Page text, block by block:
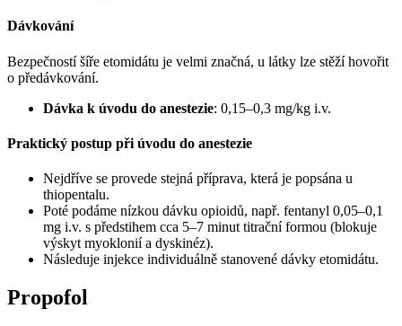
Dávkování
Bezpečností šíře etomidátu je velmi značná, u látky lze stěží hovořit
o předávkování.
Dávka k úvodu do anestezie: 0,15–0,3 mg/kg i.v.
Praktický postup při úvodu do anestezie
Nejdříve se provede stejná příprava, která je popsána u
thiopentalu.
Poté podáme nízkou dávku opioidů, např. fentanyl 0,05–0,1
mg i.v. s předstihem cca 5–7 minut titrační formou (blokuje
výskyt myoklonií a dyskinéz).
Následuje injekce individuálně stanovené dávky etomidátu.
Propofol